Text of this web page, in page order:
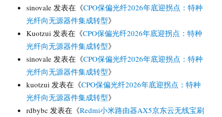
sinovale 发表在《CPO保偏光纤2026年底迎拐点：特种
光纤向无源器件集成转型》
Kuotzui 发表在《CPO保偏光纤2026年底迎拐点：特种
光纤向无源器件集成转型》
sinovale 发表在《CPO保偏光纤2026年底迎拐点：特种
光纤向无源器件集成转型》
kuotzui 发表在《CPO保偏光纤2026年底迎拐点：特种
光纤向无源器件集成转型》
rdbybc 发表在《Redmi小米路由器AX5京东云无线宝刷